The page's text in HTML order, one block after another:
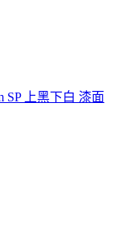
SP 上黑下白 漆面